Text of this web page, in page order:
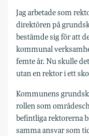
Jag arbetade som
direktören på
bestämde sig för att
kommunal
femte år. Nu skulle
utan en rektor i ett
Kommunens
rollen som
befintliga rektorerna
samma ansvar som